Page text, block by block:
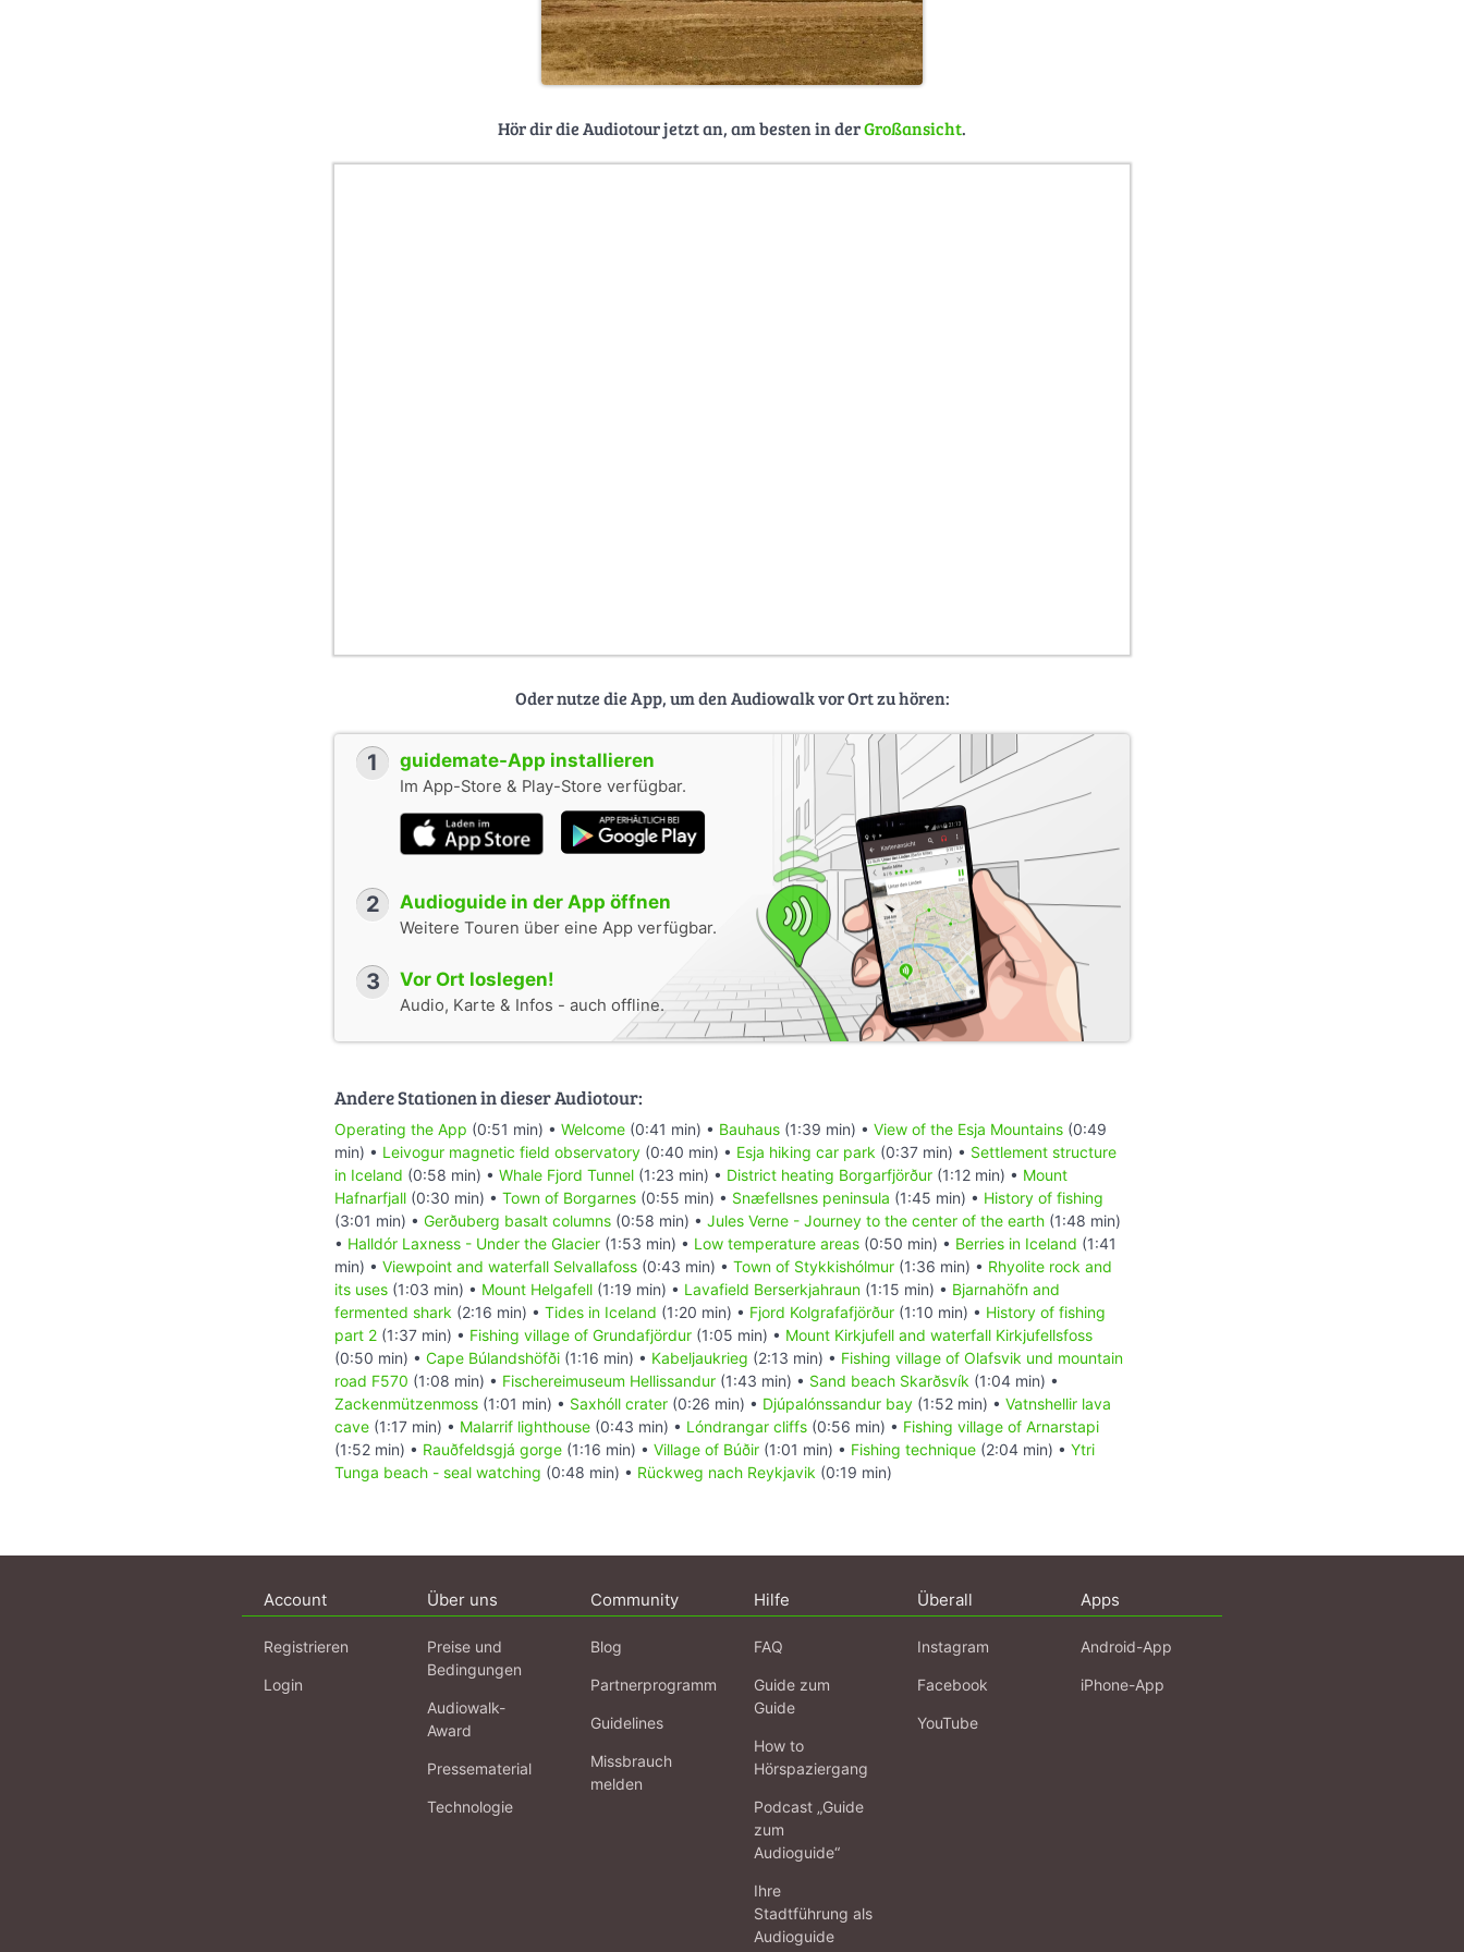
Hör dir die Audiotour jetzt an, am besten in derGroßansicht.
Oder nutze die App, um den Audiowalk vor Ort zu hören:
1 guidemate-App installieren
Im App-Store & Play-Store verfügbar.
2 Audioguide in der App öffnen
Weitere Touren über eine App verfügbar.
3 Vor Ort loslegen!
Audio, Karte & Infos - auch offline.
Andere Stationen in dieser Audiotour:
Operating the App (0:51 min) • Welcome (0:41 min) • Bauhaus (1:39 min) • View of the Esja Mountains (0:49
min) • Leivogur magnetic field observatory (0:40 min) • Esja hiking car park (0:37 min) • Settlement structure
in Iceland (0:58 min) • Whale Fjord Tunnel (1:23 min) • District heating Borgarfjörður (1:12 min) • Mount
Hafnarfjall (0:30 min) • Town of Borgarnes (0:55 min) • Snæfellsnes peninsula (1:45 min) • History of fishing
(3:01 min) • Gerðuberg basalt columns (0:58 min) • Jules Verne - Journey to the center of the earth (1:48 min)
• Halldór Laxness - Under the Glacier (1:53 min) • Low temperature areas (0:50 min) • Berries in Iceland (1:41
min) • Viewpoint and waterfall Selvallafoss (0:43 min) • Town of Stykkishólmur (1:36 min) • Rhyolite rock and
its uses (1:03 min) • Mount Helgafell (1:19 min) • Lavafield Berserkjahraun (1:15 min) • Bjarnahöfn and
fermented shark (2:16 min) • Tides in Iceland (1:20 min) • Fjord Kolgrafafjörður (1:10 min) • History of fishing
part 2 (1:37 min) • Fishing village of Grundafjördur (1:05 min) • Mount Kirkjufell and waterfall Kirkjufellsfoss
(0:50 min) • Cape Búlandshöfði (1:16 min) • Kabeljaukrieg (2:13 min) • Fishing village of Olafsvik und mountain
road F570 (1:08 min) • Fischereimuseum Hellissandur (1:43 min) • Sand beach Skarðsvík (1:04 min) •
Zackenmützenmoss (1:01 min) • Saxhóll crater (0:26 min) • Djúpalónssandur bay (1:52 min) • Vatnshellir lava
cave (1:17 min) • Malarrif lighthouse (0:43 min) • Lóndrangar cliffs (0:56 min) • Fishing village of Arnarstapi
(1:52 min) • Rauðfeldsgjá gorge (1:16 min) • Village of Búðir (1:01 min) • Fishing technique (2:04 min) • Ytri
Tunga beach - seal watching (0:48 min) • Rückweg nach Reykjavik (0:19 min)
Account
Registrieren
Login
Über uns
Preise und
Bedingungen
Audiowalk-
Award
Pressematerial
Technologie
Community
Blog
Partnerprogramm
Guidelines
Missbrauch
melden
Hilfe
FAQ
Guide zum
Guide
How to
Hörspaziergang
Podcast „Guide
zum
Audioguide“
Ihre
Stadtführung als
Audioguide
Überall
Instagram
Facebook
YouTube
Apps
Android-App
iPhone-App